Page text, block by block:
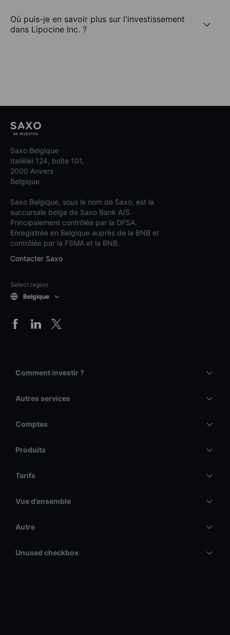
Où puis-je en savoir plus sur l'investissement
dans Lipocine Inc. ?
Saxo Belgique
Italiëlei 124, boîte 101,
2000 Anvers
Belgique
Saxo Belgique, sous le nom de Saxo, est la
succursale belge de Saxo Bank A/S.
Principalement contrôlée par la DFSA.
Enregistrée en Belgique auprès de la BNB et
contrôlée par la FSMA et la BNB.
Contacter Saxo
Select region
Belgique
Comment investir ?
Autres services
Comptes
Produits
Tarifs
Vue d’ensemble
Autre
Unused checkbox